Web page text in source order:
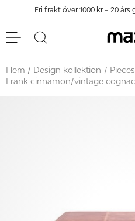
Fri frakt över 1000 kr – 20
Hem Design kollektion
Pieces
Frank cinnamon/vintage cognac